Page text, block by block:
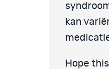
kan
Hope